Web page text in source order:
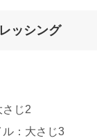
ッシング
さじ2
：大さじ3